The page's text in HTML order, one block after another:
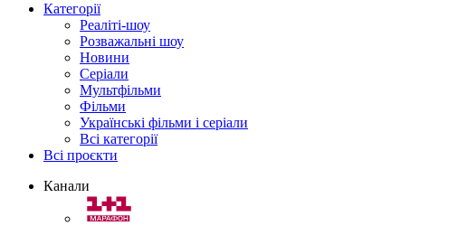
Категорії
Реаліті-шоу
Розважальні шоу
Новини
Серіали
Мультфільми
Фільми
Українські фільми і серіали
Всі категорії
Всі проєкти
Канали